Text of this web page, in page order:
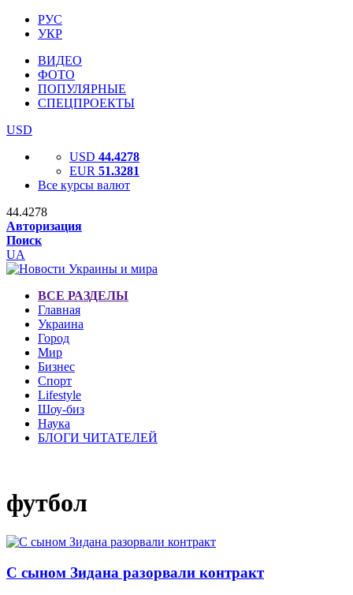
РУС
УКР
ВИДЕО
ФОТО
ПОПУЛЯРНЫЕ
СПЕЦПРОЕКТЫ
USD
USD 44.4278
EUR 51.3281
Все курсы валют
44.4278
Авторизация
Поиск
UA
ВСЕ РАЗДЕЛЫ
Главная
Украина
Город
Мир
Бизнес
Спорт
Lifestyle
Шоу-биз
Наука
БЛОГИ ЧИТАТЕЛЕЙ
футбол
С сыном Зидана разорвали контракт